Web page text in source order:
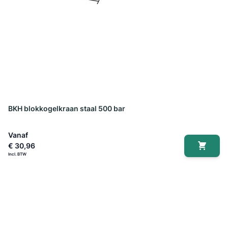
BKH blokkogelkraan staal 500 bar
Vanaf
€ 30,96